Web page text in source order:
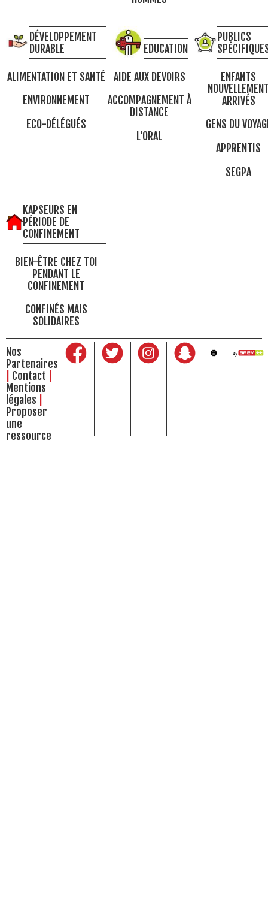
DÉVELOPPEMENT
DURABLE
ALIMENTATION ET SANTÉ
ENVIRONNEMENT
ECO-DÉLÉGUÉS
EDUCATION
AIDE AUX DEVOIRS
ACCOMPAGNEMENT À
DISTANCE
L'ORAL
PUBLICS
ENFANTS
ARRIVÉS
GENS DU
APPRENTIS
SEGPA
KAPSEURS EN
PÉRIODE DE
CONFINEMENT
BIEN-ÊTRE CHEZ TOI
PENDANT LE
CONFINEMENT
CONFINÉS MAIS
SOLIDAIRES
Nos
Partenaires
Contact
Mentions
légales
Proposer
une
ressource